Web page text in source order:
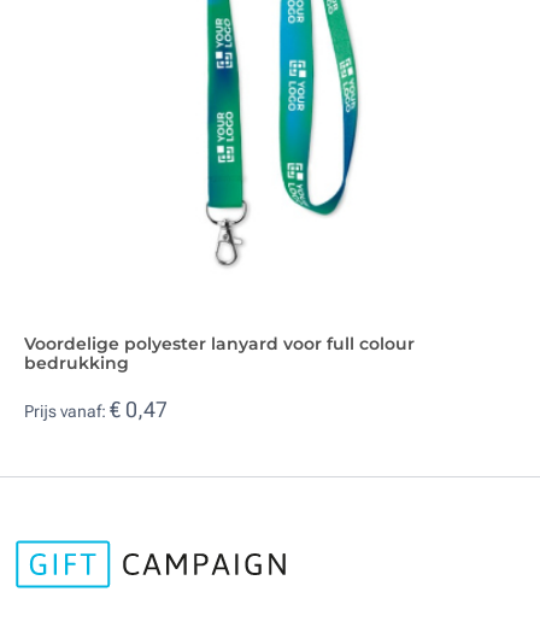
Voordelige polyester lanyard voor full colour
bedrukking
Prijs vanaf: € 0,47